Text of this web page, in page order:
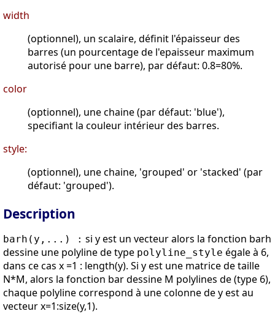
width
(optionnel), un scalaire, définit l'épaisseur des
barres (un pourcentage de l'epaisseur maximum
autorisé pour une barre), par défaut: 0.8=80%.
color
(optionnel), une chaine (par défaut: 'blue'),
specifiant la couleur intérieur des barres.
style:
(optionnel), une chaine, 'grouped' or 'stacked' (par
défaut: 'grouped').
Description
barh(y,...) : si y est un vecteur alors la fonction barh
dessine une polyline de type polyline_style égale à 6,
dans ce cas x =1 : length(y). Si y est une matrice de taille
N*M, alors la fonction bar dessine M polylines de (type 6),
chaque polyline correspond à une colonne de y est au
vecteur x=1:size(y,1).